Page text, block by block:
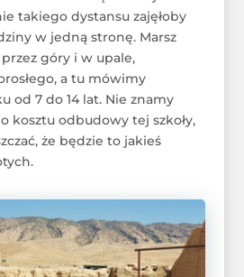
takiego dystansu zajęłoby
w jedną stronę. Marsz
góry i w upale,
a tu mówimy
od 7 do 14 lat. Nie znamy
kosztu odbudowy tej szkoły,
że będzie to jakieś